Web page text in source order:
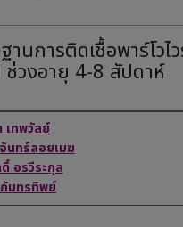
านการติดเชื้อพาร์โว
วงอายุ 4-8 สัปดาห์
เทพวัลย์
นทร์ลอยเมฆ
อรวีระกุล
มทรทิพย์